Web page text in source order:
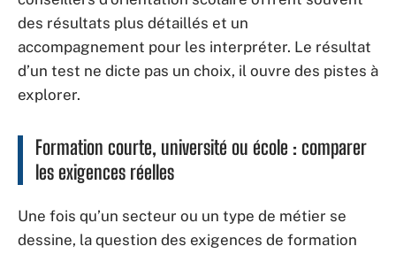
des résultats plus détaillés et un
accompagnement pour les interpréter. Le résultat
d’un test ne dicte pas un choix, il ouvre des pistes à
explorer.
Formation courte, université ou école : comparer
les exigences réelles
Une fois qu’un secteur ou un type de métier se
dessine, la question des exigences de formation